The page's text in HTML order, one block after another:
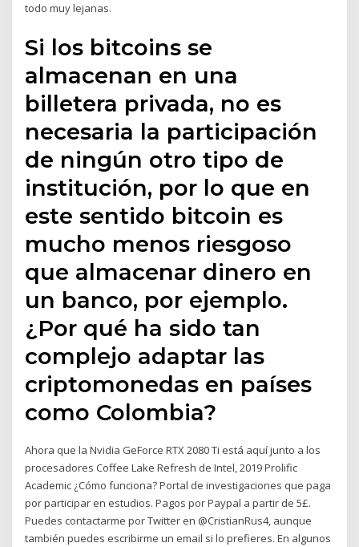
todo muy lejanas.
Si los bitcoins se
almacenan en una
billetera privada, no es
necesaria la participación
de ningún otro tipo de
institución, por lo que en
este sentido bitcoin es
mucho menos riesgoso
que almacenar dinero en
un banco, por ejemplo.
¿Por qué ha sido tan
complejo adaptar las
criptomonedas en países
como Colombia?
Ahora que la Nvidia GeForce RTX 2080 Ti está aquí junto a los
procesadores Coffee Lake Refresh de Intel, 2019 Prolific
Academic ¿Cómo funciona? Portal de investigaciones que paga
por participar en estudios. Pagos por Paypal a partir de 5£.
Puedes contactarme por Twitter en @CristianRus4, aunque
también puedes escribirme un email si lo prefieres. En algunos